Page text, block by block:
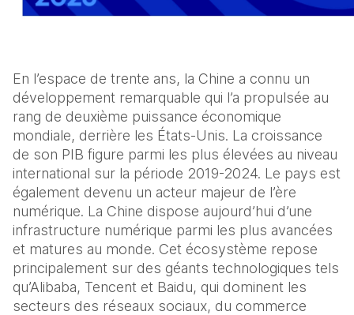
En l’espace de trente ans, la Chine a connu un
développement remarquable qui l’a propulsée au
rang de deuxième puissance économique
mondiale, derrière les États-Unis. La croissance
de son PIB figure parmi les plus élevées au niveau
international sur la période 2019-2024. Le pays est
également devenu un acteur majeur de l’ère
numérique. La Chine dispose aujourd’hui d’une
infrastructure numérique parmi les plus avancées
et matures au monde. Cet écosystème repose
principalement sur des géants technologiques tels
qu’Alibaba, Tencent et Baidu, qui dominent les
secteurs des réseaux sociaux, du commerce